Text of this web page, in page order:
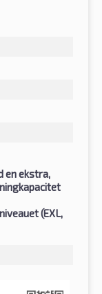
en ekstra,
(EXL,